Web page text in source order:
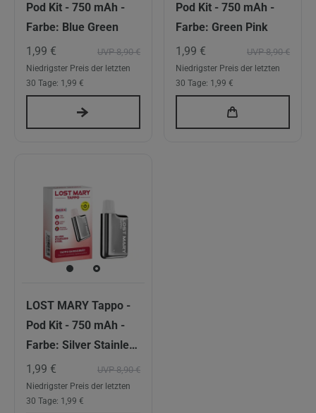
Pod Kit - 750 mAh -
Farbe: Blue Green
UVP 8,90 €
1,99 €
Niedrigster Preis der letzten
30 Tage: 1,99 €
Pod Kit - 750 mAh -
Farbe: Green Pink
UVP 8,90 €
1,99 €
Niedrigster Preis der letzten
30 Tage: 1,99 €
LOST MARY Tappo -
Pod Kit - 750 mAh -
Farbe: Silver Stainless
Steel
UVP 8,90 €
1,99 €
Niedrigster Preis der letzten
30 Tage: 1,99 €